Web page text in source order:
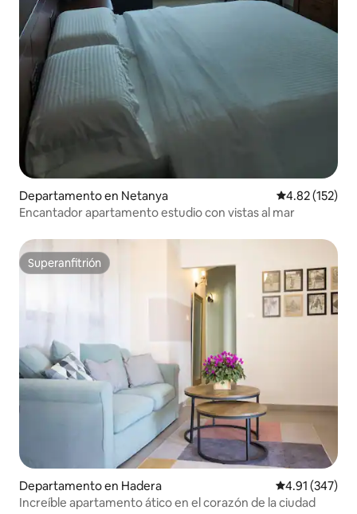
Departamento en Netanya Calificación
4.82 (152)
Encantador apartamento estudio con vistas al mar
Superanfitrión
Superanfitrión
Departamento en Hadera Calificación
4.91 (347)
Increíble apartamento ático en el corazón de la ciudad